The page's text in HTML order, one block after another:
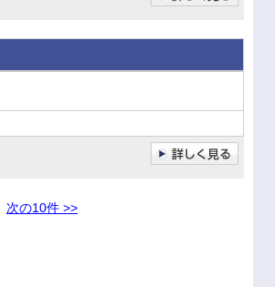
次の10件 >>